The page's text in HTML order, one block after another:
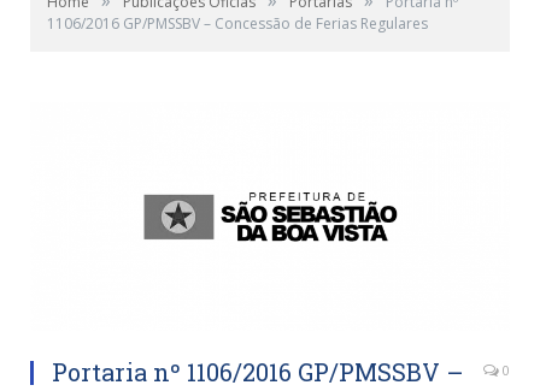
1106/2016 GP/PMSSBV – Concessão de Ferias Regulares
Portaria nº 1106/2016 GP/PMSSBV –
0